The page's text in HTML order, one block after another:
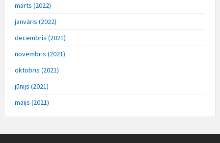
marts (2022)
janvāris (2022)
decembris (2021)
novembris (2021)
oktobris (2021)
jūnijs (2021)
maijs (2021)